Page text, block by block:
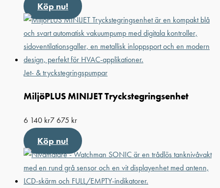
Köp nu!
Jet- & tryckstegringspumpar
MiljöPLUS MINIJET Tryckstegrings­enhet
6 140 kr7 675 kr
Köp nu!